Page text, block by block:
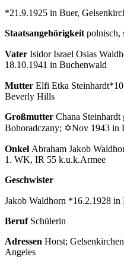
*21.9.1925 in Buer,
Staatsangehörigkeit polnisch,
Vater Isidor Israel Osias
18.10.1941 in Buchenwald
Mutter Elfi Etka
Beverly Hills
Großmutter Chana
Bohoradczany; ✡Nov 1943 in
Onkel Abraham Jakob
1. WK, IR 55 k.u.k.Armee
Geschwister
Jakob Waldhorn *16.2.1928
Beruf Schülerin
Adressen Horst;
Angeles